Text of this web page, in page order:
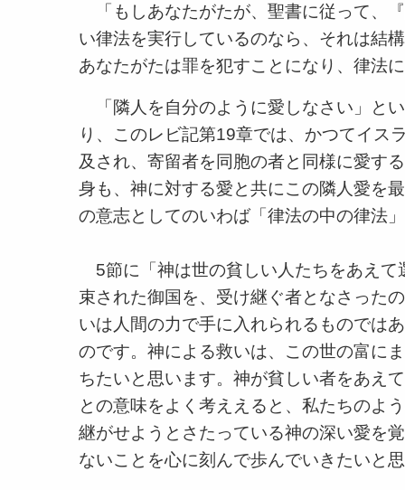
「もしあなたがたが、聖書に従って、
い律法を実行しているのなら、それは結
あなたがたは罪を犯すことになり、律法
「隣人を自分のように愛しなさい」と
り、このレビ記第19章では、かつてイス
及され、寄留者を同胞の者と同様に愛す
身も、神に対する愛と共にこの隣人愛を
の意志としてのいわば「律法の中の律法
5節に「神は世の貧しい人たちをあえて
束された御国を、受け継ぐ者となさった
いは人間の力で手に入れられるものでは
のです。神による救いは、この世の富に
ちたいと思います。神が貧しい者をあえ
との意味をよく考ええると、私たちのよ
継がせようとさたっている神の深い愛を
ないことを心に刻んで歩んでいきたいと